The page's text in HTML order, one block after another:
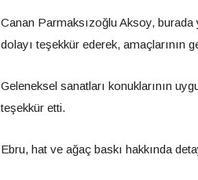
Canan Parmaksızoğlu Aksoy,
dolayı teşekkür ederek, amaçlarının
Geleneksel sanatları konuklarının
teşekkür etti.
Ebru, hat ve ağaç baskı hakkında